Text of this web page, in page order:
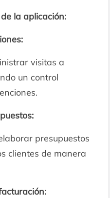
la aplicación:
visitas a
un control
presupuestos
clientes de manera